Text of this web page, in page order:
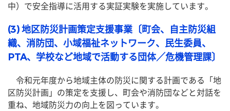
中）で安全指導に活用する実証実験を実施しています。
(3) 地区防災計画策定支援事業〔町会、自主防災組
織、消防団、小域福祉ネットワーク、民生委員、
PTA、学校など地域で活動する団体／危機管理課〕
令和元年度から地域主体の防災に関する計画である「地
区防災計画」の策定を支援し、町会や消防団などと対話を
重ね、地域防災力の向上を図っています。